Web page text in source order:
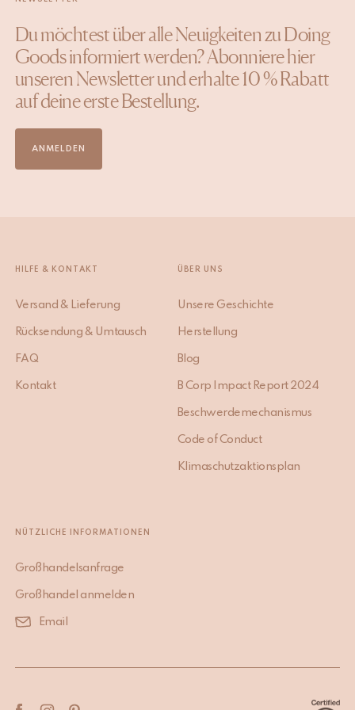
Du möchtest über alle Neuigkeiten zu Doing
Goods informiert werden? Abonniere hier
unseren Newsletter und erhalte 10 % Rabatt
auf deine erste Bestellung.
ANMELDEN
HILFE & KONTAKT
Versand & Lieferung
Rücksendung & Umtausch
FAQ
Kontakt
ÜBER UNS
Unsere Geschichte
Herstellung
Blog
B Corp Impact Report 2024
Beschwerdemechanismus
Code of Conduct
Klimaschutzaktionsplan
NÜTZLICHE INFORMATIONEN
Großhandelsanfrage
Großhandel anmelden
Email